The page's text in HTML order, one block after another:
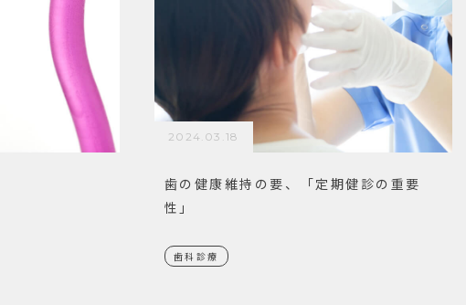
2024.03.18
歯の健康維持の要、「定期健診の重要
性」
歯科診療